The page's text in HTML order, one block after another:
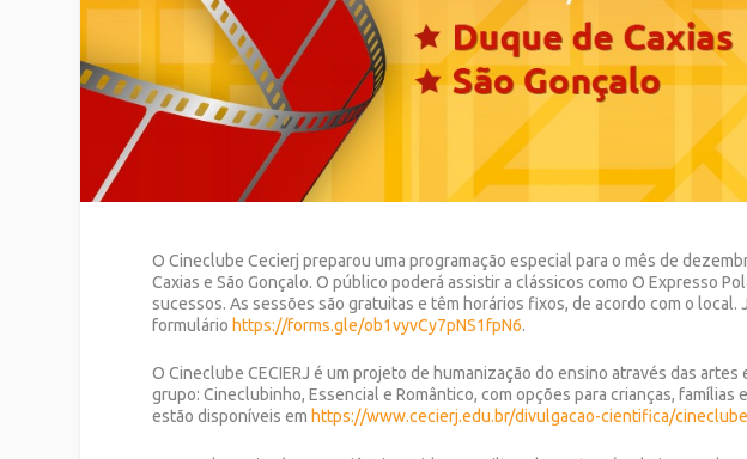
O Cineclube Cecierj preparou uma programação especial para o mês de
Caxias e São Gonçalo. O público poderá assistir a clássicos comoO Expresso
sucessos. As sessões são gratuitas e têm horários fixos, de acordo com o
formulário https://forms.gle/ob1vyvCy7pNS1fpN6.
O Cineclube CECIERJ é um projeto de humanização do ensino através das
grupo: Cineclubinho, Essencial e Romântico, com opções para crianças,
estão disponíveis em https://www.cecierj.edu.br/divulgacao-cientifica/